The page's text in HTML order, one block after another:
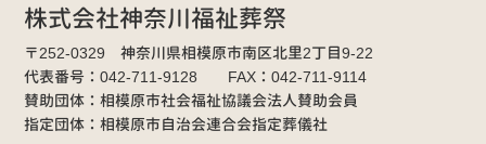
株式会社神奈川福祉葬祭
〒252-0329 神奈川県相模原市南区北里2丁目9-22
代表番号：042-711-9128 FAX：042-711-9114
賛助団体：相模原市社会福祉協議会法人賛助会員
指定団体：相模原市自治会連合会指定葬儀社